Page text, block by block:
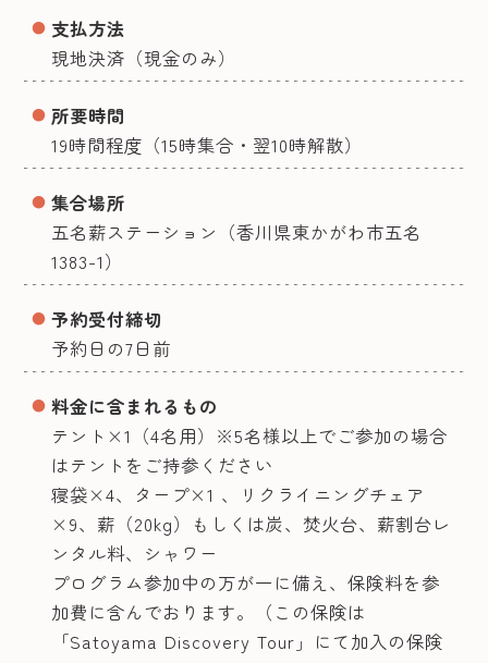
支払方法
現地決済（現金のみ）
所要時間
19時間程度（15時集合・翌10時解散）
集合場所
五名薪ステーション（香川県東かがわ市五名
1383-1）
予約受付締切
予約日の7日前
料金に含まれるもの
テント×1（4名用）※5名様以上でご参加の場合
はテントをご持参ください
寝袋×4、タープ×1 、リクライニングチェア
×9、薪（20kg）もしくは炭、焚火台、薪割台レ
ンタル料、シャワー
プログラム参加中の万が一に備え、保険料を参
加費に含んでおります。（この保険は
「Satoyama Discovery Tour」にて加入の保険